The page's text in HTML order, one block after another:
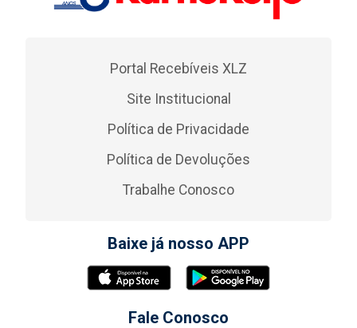
Portal Recebíveis XLZ
Site Institucional
Política de Privacidade
Política de Devoluções
Trabalhe Conosco
Baixe já nosso APP
Fale Conosco